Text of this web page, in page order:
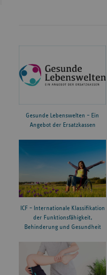
Gesunde Lebenswelten – Ein
Angebot der Ersatzkassen
ICF – Internationale Klassifikation
der Funktionsfähigkeit,
Behinderung und Gesundheit